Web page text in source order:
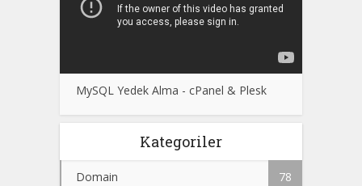
MySQL Yedek Alma - cPanel & Plesk
Kategoriler
Domain 78